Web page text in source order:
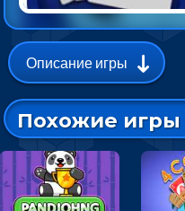
Описание игры
Похожие игры